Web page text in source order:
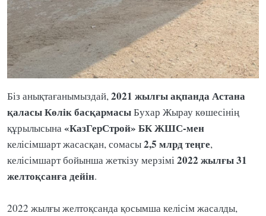
Біз анықтағанымыздай,2021 жылғы ақпанда Астана
қаласы Көлік басқармасыБухар Жырау көшесінің
құрылысына«КазГерСтрой» БК ЖШС-мен
келісімшарт жасасқан, сомасы2,5 млрд теңге,
келісімшарт бойынша жеткізу мерзімі2022 жылғы 31
желтоқсанға дейін.
2022 жылғы желтоқсанда қосымша келісім жасалды,